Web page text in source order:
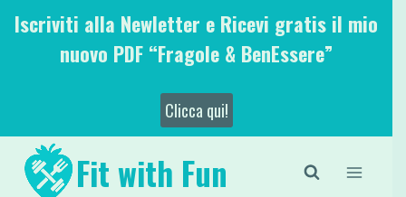
SaltaIscriviti alla Newletter e Ricevi gratis il mio
nuovo PDF “Fragole & BenEssere”
Clicca qui!
Fit with Fun